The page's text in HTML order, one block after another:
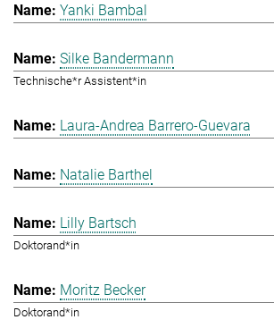
Yanki Bambal
Silke Bandermann
Technische*r Assistent*in
Laura-Andrea Barrero-Guevara
Natalie Barthel
Lilly Bartsch
Doktorand*in
Moritz Becker
Doktorand*in